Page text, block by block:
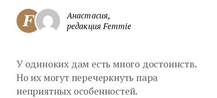
Анастасия,
редакция Femmie
У одиноких дам есть много достоинств.
Но их могут перечеркнуть пара
неприятных особенностей.